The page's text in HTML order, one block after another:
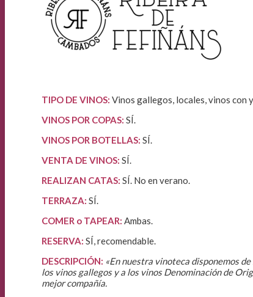
TIPO DE VINOS: Vinos gallegos, locales, vinos con
VINOS POR COPAS: SÍ.
VINOS POR BOTELLAS: SÍ.
VENTA DE VINOS: SÍ.
REALIZAN CATAS: SÍ. No en verano.
TERRAZA: SÍ.
COMER o TAPEAR: Ambas.
RESERVA: SÍ, recomendable.
DESCRIPCIÓN: «En nuestra vinoteca disponemos
los vinos gallegos y a los vinos Denominación de
mejor compañía.